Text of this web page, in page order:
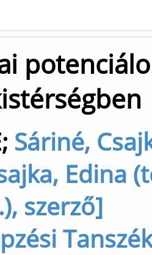
; Sáriné,
Edina
szerző]